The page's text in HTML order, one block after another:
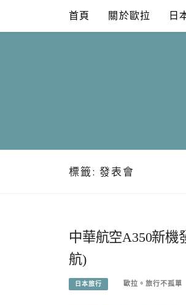
content
首頁 關於歐拉 日
標籤: 發表會
中華航空A350新機
航)
日本旅行 歐拉。旅行不孤單